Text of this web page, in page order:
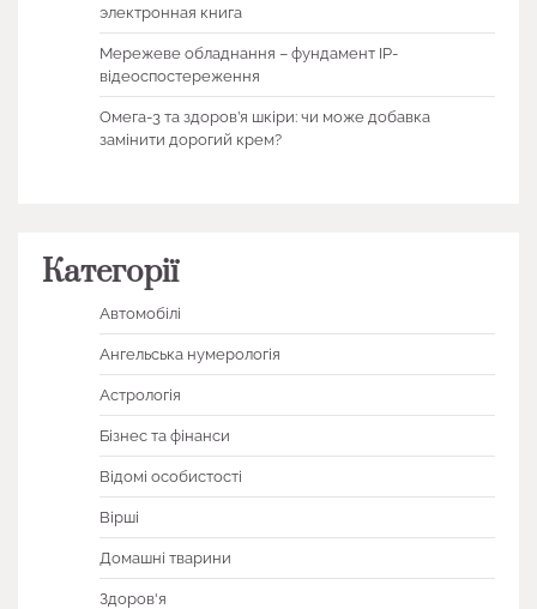
электронная книга
Мережеве обладнання – фундамент IP-
відеоспостереження
Омега-3 та здоров’я шкіри: чи може добавка
замінити дорогий крем?
Категорії
Автомобілі
Ангельська нумерологія
Астрологія
Бізнес та фінанси
Відомі особистості
Вірші
Домашні тварини
Здоров'я